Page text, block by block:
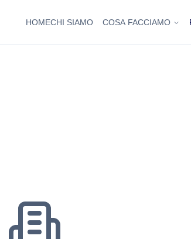
HOMECHI SIAMO COSA FACCIAMO